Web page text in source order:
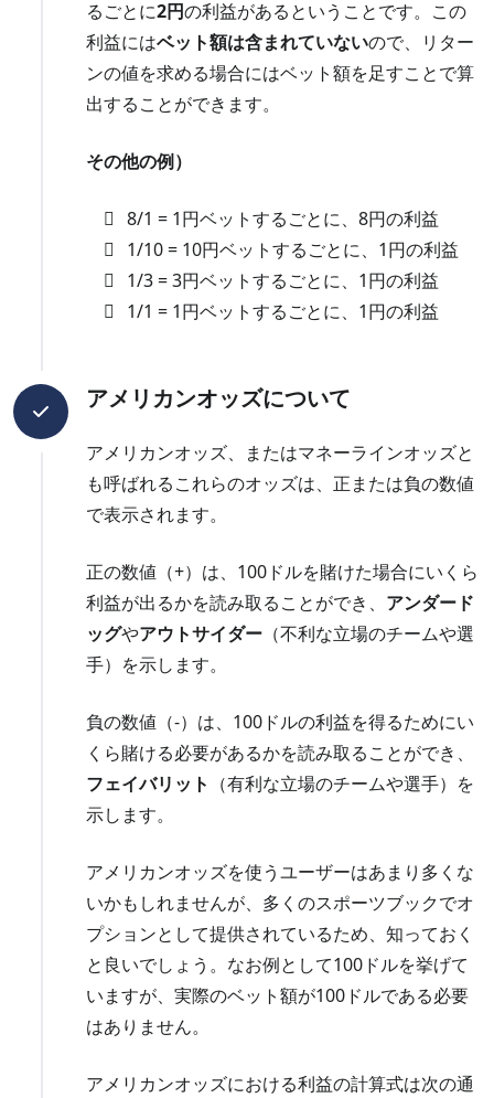
るごとに2円の利益があるということです。この
利益にはベット額は含まれていないので、リター
ンの値を求める場合にはベット額を足すことで算
出することができます。
その他の例）
8/1 = 1円ベットするごとに、8円の利益
1/10 = 10円ベットするごとに、1円の利益
1/3 = 3円ベットするごとに、1円の利益
1/1 = 1円ベットするごとに、1円の利益
アメリカンオッズについて
アメリカンオッズ、またはマネーラインオッズと
も呼ばれるこれらのオッズは、正または負の数値
で表示されます。
正の数値（+）は、100ドルを賭けた場合にいくら
利益が出るかを読み取ることができ、 アンダード
ッグやアウトサイダー （不利な立場のチームや選
手）を示します。
負の数値（-）は、100ドルの利益を得るためにい
くら賭ける必要があるかを読み取ることができ、
フェイバリット （有利な立場のチームや選手）を
示します。
アメリカンオッズを使うユーザーはあまり多くな
いかもしれませんが、多くのスポーツブックでオ
プションとして提供されているため、知っておく
と良いでしょう。なお例として100ドルを挙げて
いますが、実際のベット額が100ドルである必要
はありません。
アメリカンオッズにおける利益の計算式は次の通